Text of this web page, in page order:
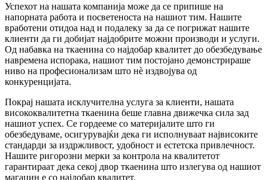
Успехот на нашата компанија може да се припише на
напорната работа и посветеноста на нашиот тим. Нашите
вработени отидоа над и подалеку за да се погрижат нашите
клиенти да ги добијат најдобрите можни производи и услуги.
Од набавка на ткаенина со најдобар квалитет до обезбедување
навремена испорака, нашиот тим постојано демонстрираше
ниво на професионализам што нè издвојува од
конкуренцијата.
Покрај нашата исклучителна услуга за клиенти, нашата
висококвалитетна ткаенина беше главна движечка сила зад
нашиот успех. Се гордееме со материјалите што ги
обезбедуваме, осигурувајќи дека ги исполнуваат највисоките
стандарди за издржливост, удобност и естетска привлечност.
Нашите ригорозни мерки за контрола на квалитетот
гарантираат дека секој двор ткаенина што излегува од нашиот
магацин е со најдобар квалитет.